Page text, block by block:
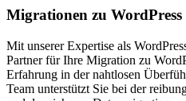
Migrationen zu WordPress
Mit unserer Expertise als
Partner für Ihre Migration zu
Erfahrung in der nahtlosen
Team unterstützt Sie bei der